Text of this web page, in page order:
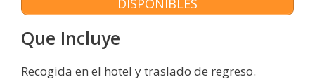
Que Incluye
Recogida en el hotel y traslado de regreso.